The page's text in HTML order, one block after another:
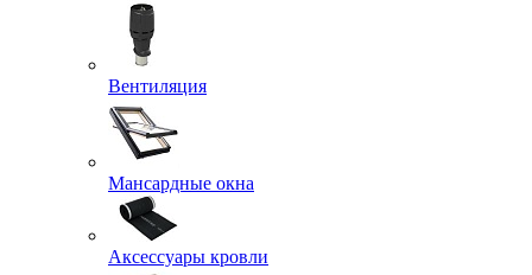
Вентиляция
Мансардные окна
Аксессуары кровли